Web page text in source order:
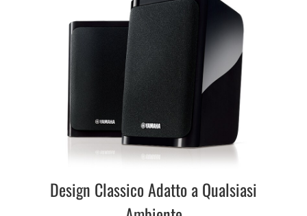
Design Classico Adatto a Qualsiasi